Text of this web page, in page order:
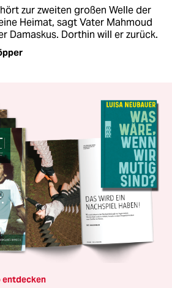
zur zweiten großen Welle der
Heimat, sagt Vater Mahmoud
Damaskus. Dorthin will er zurück.
entdecken